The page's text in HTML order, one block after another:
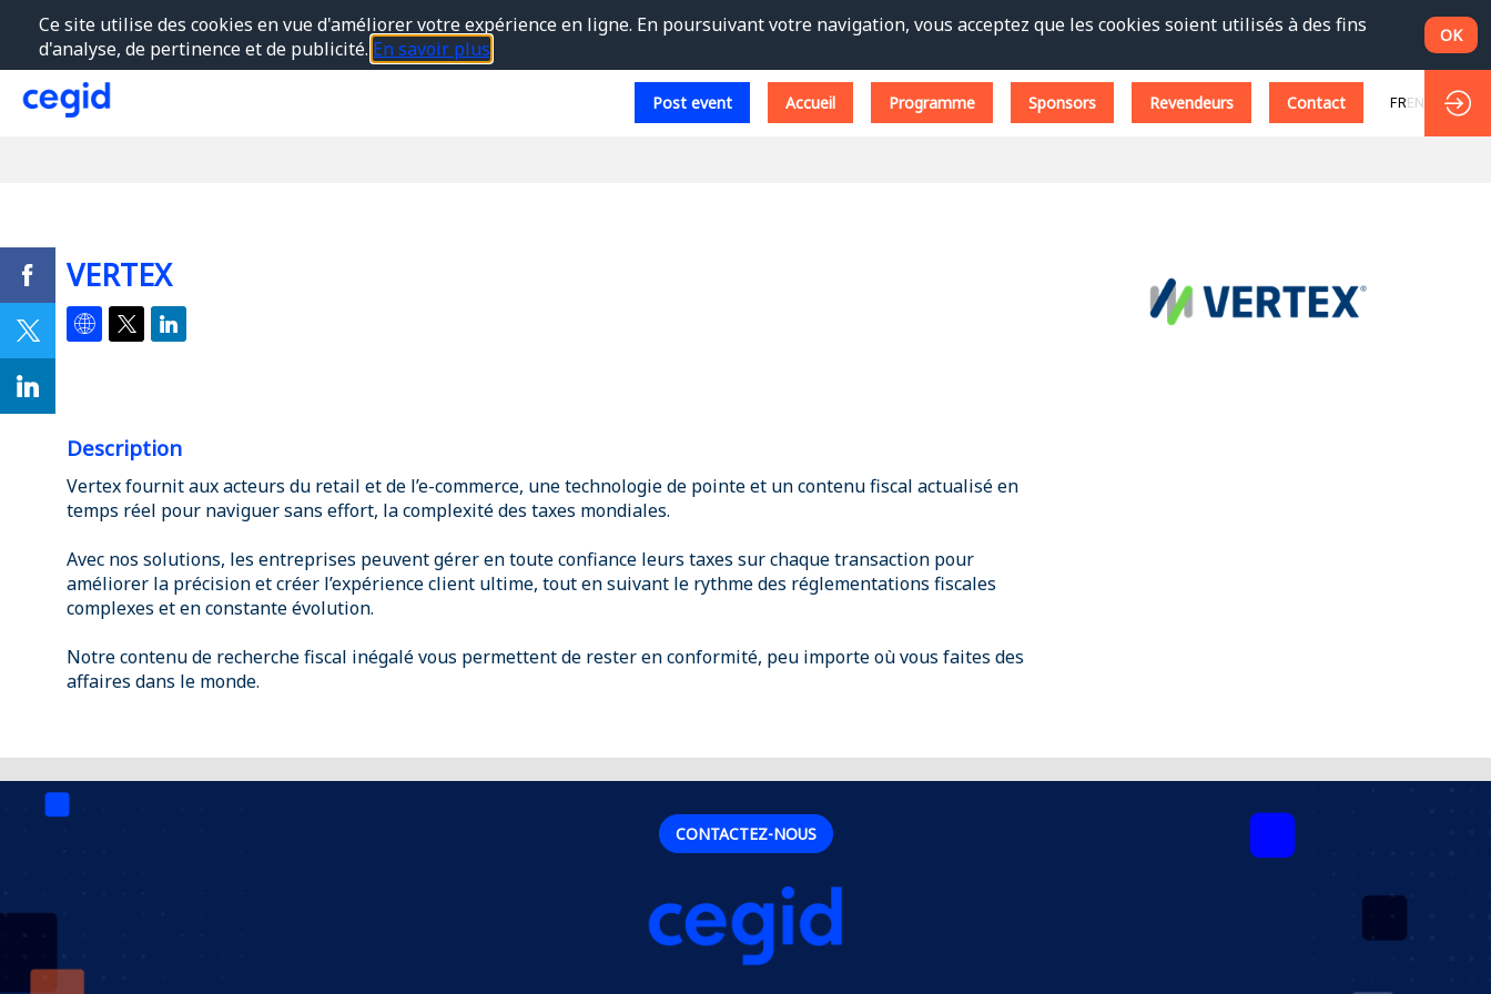
Post event Accueil Programme Sponsors Revendeurs Contact FREN
VERTEX
Description
Vertex fournit aux acteurs du retail et de l’e-commerce, une technologie de pointe et un contenu fiscal actualisé en
temps réel pour naviguer sans effort, la complexité des taxes mondiales.
Avec nos solutions, les entreprises peuvent gérer en toute confiance leurs taxes sur chaque transaction pour
améliorer la précision et créer l’expérience client ultime, tout en suivant le rythme des réglementations fiscales
complexes et en constante évolution.
Notre contenu de recherche fiscal inégalé vous permettent de rester en conformité, peu importe où vous faites des
affaires dans le monde.
CONTACTEZ-NOUS
Ce site utilise des cookies en vue d'améliorer votre expérience en ligne. En poursuivant votre navigation, vous acceptez que les cookies soient utilisés à des fins
d'analyse, de pertinence et de publicité. En savoir plus
OK